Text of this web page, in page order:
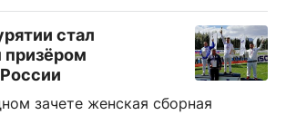
стал
зачете женская сборная